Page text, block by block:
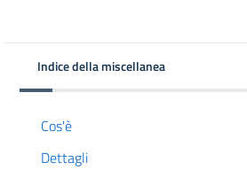
Indice della miscellanea
Cos'è
Dettagli